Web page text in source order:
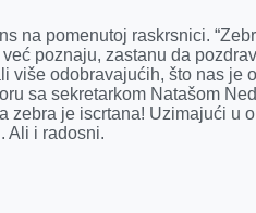
na pomenutoj raskrsnici.
poznaju, zastanu da
više odobravajućih, što nas je
sa sekretarkom Natašom
zebra je iscrtana! Uzimajući u
Ali i radosni.